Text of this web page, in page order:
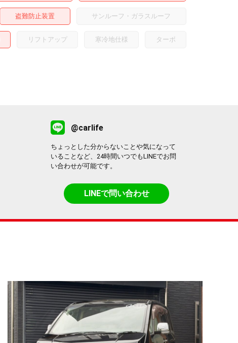
盗難防止装置 サンルーフ・ガラスルーフ
リフトアップ 寒冷地仕様 ターボ
@carlife
ちょっとした分からないことや気になって
いることなど、24時間いつでもLINEでお問
い合わせが可能です。
LINEで問い合わせ